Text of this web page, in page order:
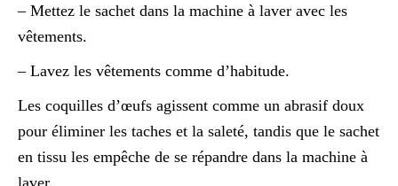
– Mettez le sachet dans la machine à laver avec les
vêtements.
– Lavez les vêtements comme d’habitude.
Les coquilles d’œufs agissent comme un abrasif doux
pour éliminer les taches et la saleté, tandis que le sachet
en tissu les empêche de se répandre dans la machine à
laver.